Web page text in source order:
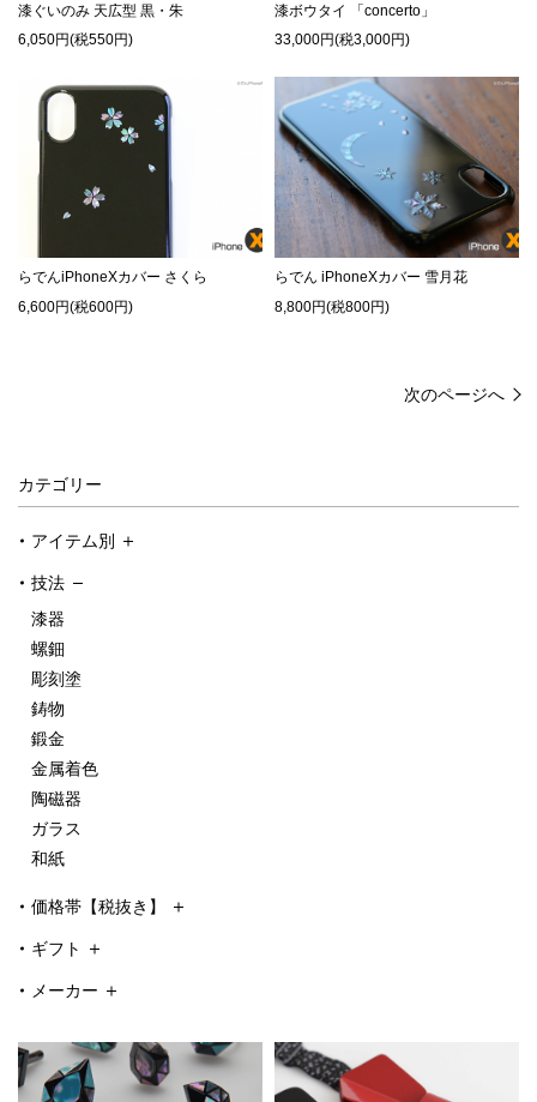
漆ぐいのみ 天広型 黒・朱
6,050円(税550円)
漆ボウタイ 「concerto」
33,000円(税3,000円)
らでんiPhoneXカバー さくら
6,600円(税600円)
らでん iPhoneXカバー 雪月花
8,800円(税800円)
次のページへ
カテゴリー
アイテム別
技法
漆器
螺鈿
彫刻塗
鋳物
鍛金
金属着色
陶磁器
ガラス
和紙
価格帯【税抜き】
ギフト
メーカー